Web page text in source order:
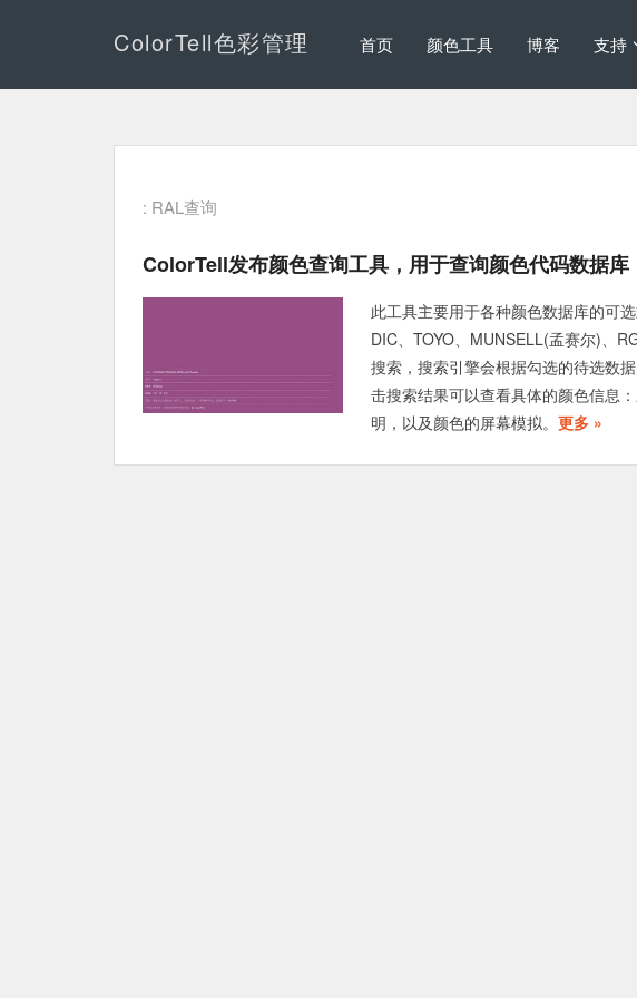
ColorTell色彩管理 首页 颜色工具 博客 支持
: RAL查询
ColorTell发布颜色查询工具，用于查询颜色代码数据库
此工具主要用于各种颜色数据库的可
DIC、TOYO、MUNSELL(孟赛尔)、
搜索，搜索引擎会根据勾选的待选数
击搜索结果可以查看具体的颜色信息
明，以及颜色的屏幕模拟。 更多 »